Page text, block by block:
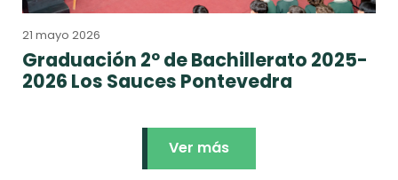
21 mayo 2026
Graduación 2º de Bachillerato 2025-
2026 Los Sauces Pontevedra
Ver más